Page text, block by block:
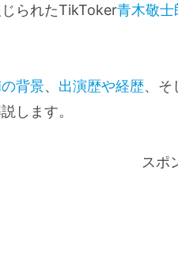
られたTikToker青木敬士
背景、 出演歴や経歴、そ
します。
スポ